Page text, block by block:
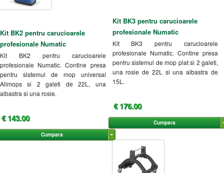
Kit BK2 pentru carucioarele
profesionale Numatic
Kit BK2 pentru carucioarele
profesionale Numatic. Contine presa
pentru sistemul de mop universal
Allmops si 2 galeti de 22L, una
albastra si una rosie.
€ 143.00
Cumpara
Kit BK3 pentru carucioarele
profesionale Numatic
Kit BK3 pentru carucioarele
profesionale Numatic. Contine presa
pentru sistemul de mop plat si 2 galeti,
una rosie de 22L si una albastra de
15L.
€ 176.00
Cumpara